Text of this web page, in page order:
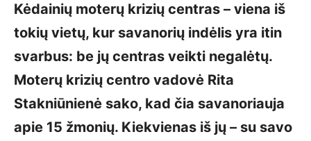
Kėdainių moterų krizių centras – viena iš
tokių vietų, kur savanorių indėlis yra itin
svarbus: be jų centras veikti negalėtų.
Moterų krizių centro vadovė Rita
Stakniūnienė sako, kad čia savanoriauja
apie 15 žmonių. Kiekvienas iš jų – su savo